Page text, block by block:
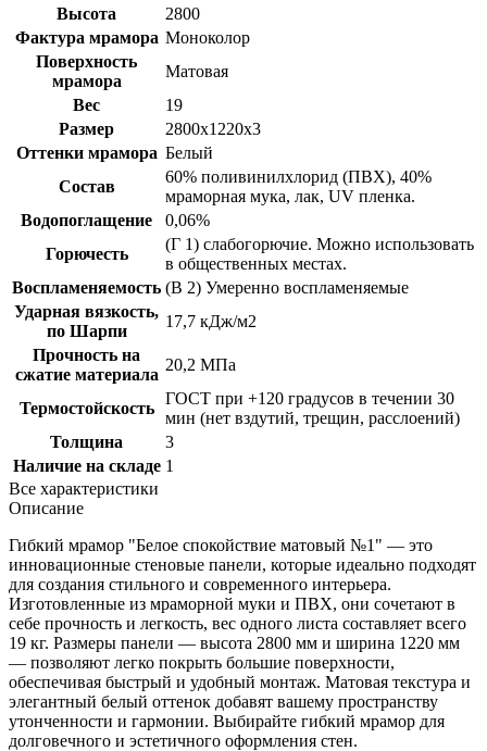
Высота
2800
Фактура мрамора Моноколор
Поверхность
мрамора
Матовая
Вес
19
Размер
2800х1220х3
Оттенки мрамора Белый
Состав
60% поливинилхлорид (ПВХ), 40%
мраморная мука, лак, UV пленка.
Водопоглащение
0,06%
Горючесть
(Г 1) слабогорючие. Можно использовать
в общественных местах.
Воспламеняемость (B 2) Умеренно воспламеняемые
Ударная вязкость,
по Шарпи
17,7 кДж/м2
Прочность на
сжатие материала
20,2 МПа
Термостойскость
ГОСТ при +120 градусов в течении 30
мин (нет вздутий, трещин, расслоений)
Толщина
3
Наличие на складе 1
Все характеристики
Описание
Гибкий мрамор "Белое спокойствие матовый №1" — это
инновационные стеновые панели, которые идеально подходят
для создания стильного и современного интерьера.
Изготовленные из мраморной муки и ПВХ, они сочетают в
себе прочность и легкость, вес одного листа составляет всего
19 кг. Размеры панели — высота 2800 мм и ширина 1220 мм
— позволяют легко покрыть большие поверхности,
обеспечивая быстрый и удобный монтаж. Матовая текстура и
элегантный белый оттенок добавят вашему пространству
утонченности и гармонии. Выбирайте гибкий мрамор для
долговечного и эстетичного оформления стен.